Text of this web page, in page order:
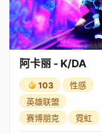
阿卡丽 - K/DA
103
性感
英雄联盟
赛博朋克
霓虹